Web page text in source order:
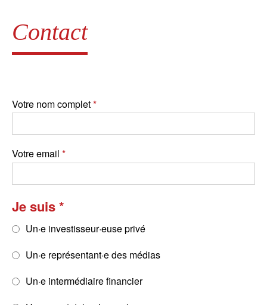
Contact
Votre nom complet
Votre email
Je suis
Un·e investisseur·euse privé
Un·e représentant·e des médias
Un·e intermédiaire financier